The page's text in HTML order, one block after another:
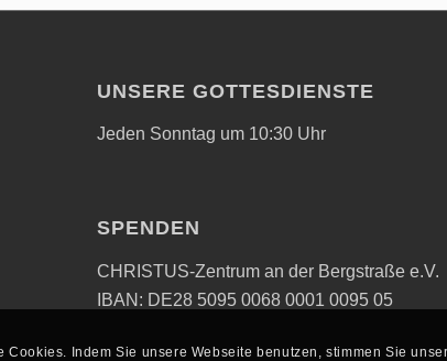
UNSERE GOTTESDIENSTE
Jeden Sonntag um 10:30 Uhr
SPENDEN
CHRISTUS-Zentrum an der Bergstraße e.V.
IBAN: DE28 5095 0068 0001 0095 05
Indem Sie unsere Webseite benutzen, stimmen Sie